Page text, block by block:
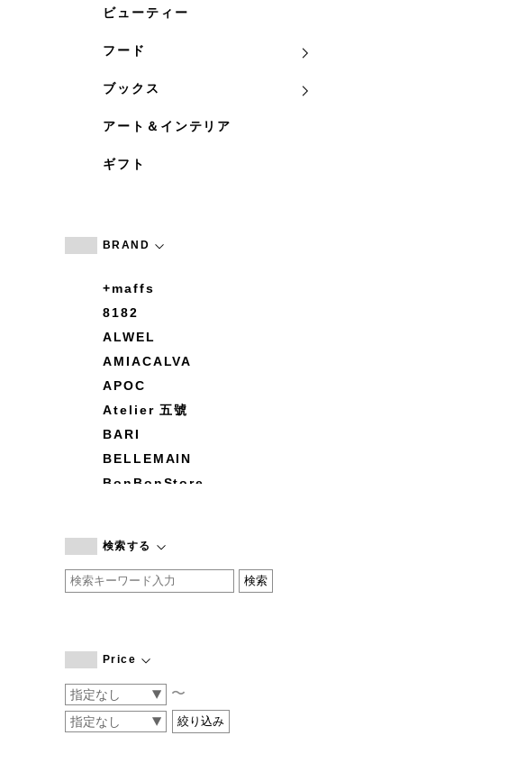
ビューティー
フード
ブックス
アート＆インテリア
ギフト
BRAND
+maffs
8182
ALWEL
AMIACALVA
APOC
Atelier 五號
BARI
BELLEMAIN
BonBonStore
by basics
CATWORTH
COGTHEBIGSMOKE
CONVERSE
DEAN & DELUCA
検索する
Price
〜